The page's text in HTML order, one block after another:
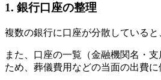
1. 銀行口座の整理
複数の銀行に口座が分散している
また、口座の一覧（金融機関名・
ため、葬儀費用などの当面の出費